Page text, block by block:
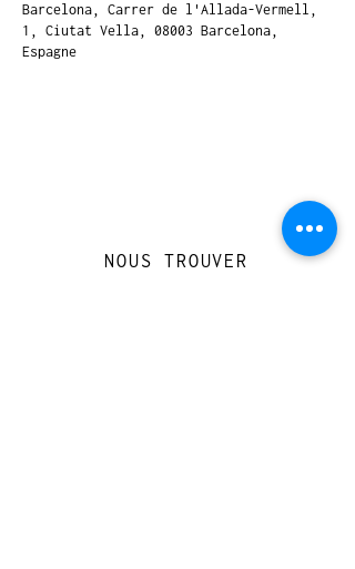
Barcelona, Carrer de l'Allada-Vermell,
1, Ciutat Vella, 08003 Barcelona,
Espagne
NOUS TROUVER